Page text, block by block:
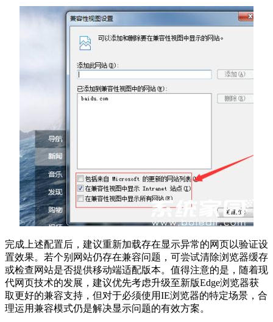
完成上述配置后，建议重新加载存在显示异常的网页以验证设
置效果。若个别网站仍存在兼容问题，可尝试清除浏览器缓存
或检查网站是否提供移动端适配版本。值得注意的是，随着现
代网页技术的发展，建议优先考虑升级至新版Edge浏览器获
取更好的兼容支持，但对于必须使用IE浏览器的特定场景，合
理运用兼容模式仍是解决显示问题的有效方案。